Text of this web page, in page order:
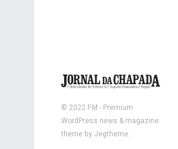
© 2022 FM - Premium
WordPress news & magazine
theme by Jegtheme.